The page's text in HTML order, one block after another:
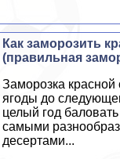
Как заморозить
(правильная
Заморозка
ягоды до
целый год
самыми
десертами...